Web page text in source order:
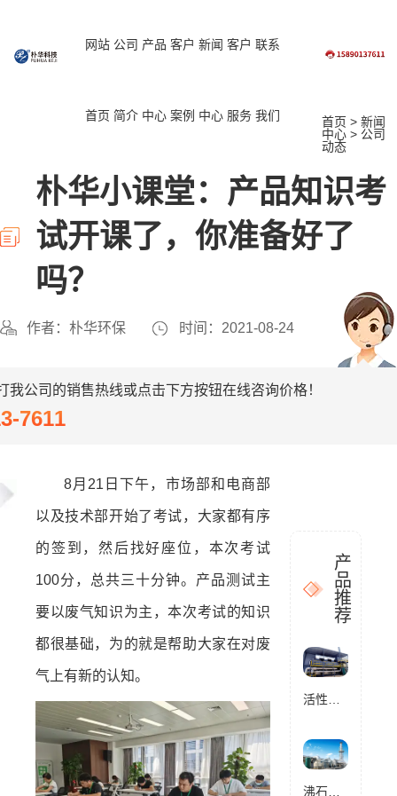
网站
首页
公司
简介
产品
中心
客户
案例
新闻
中心
客户
服务
联系
我们 首页 >新闻
中心 > 公司
动态
朴华小课堂：产品知识考
试开课了，你准备好了
吗？
作者：朴华环保 时间：2021-08-24
公司的销售热线或点击下方按钮在线咨询价格！
7611
8月21日下午，市场部和电商部
以及技术部开始了考试，大家都有序
的签到，然后找好座位，本次考试
100分，总共三十分钟。产品测试主
要以废气知识为主，本次考试的知识
都很基础，为的就是帮助大家在对废
气上有新的认知。
产
品
推
荐